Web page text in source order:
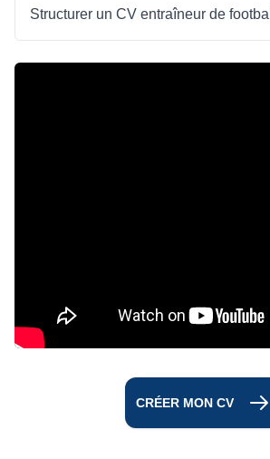
Structurer un CV entraîneur de football
CRÉER MON CV